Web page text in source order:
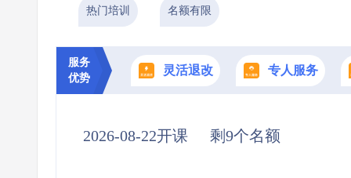
热门培训 名额有限
服务
优势
灵活退改 专人服务
2026-08-22开课 剩9个名额